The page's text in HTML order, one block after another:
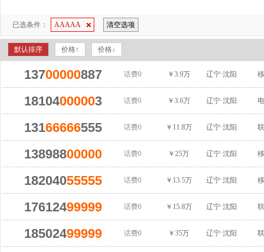
已选条件： AAAAA 清空选项
默认排序 价格↑ 价格↓
13700000887 话费0 ￥3.9万 辽宁·沈阳
18104000003 话费0 ￥3.6万 辽宁·沈阳
13166666555 话费0 ￥11.8万 辽宁·沈阳
13898800000 话费0 ￥25万 辽宁·沈阳
18204055555 话费0 ￥13.5万 辽宁·沈阳
17612499999 话费0 ￥15.8万 辽宁·沈阳
18502499999 话费0 ￥35万 辽宁·沈阳